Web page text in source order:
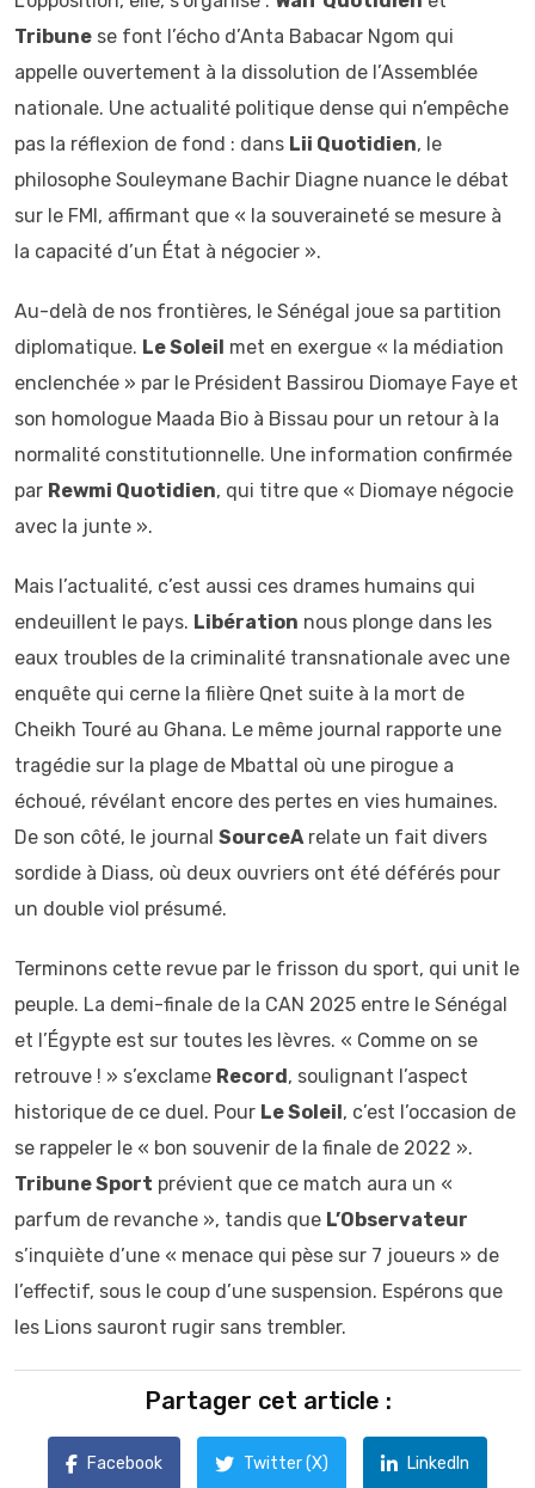
Tribune se font l’écho d’Anta Babacar Ngom qui
appelle ouvertement à la dissolution de l’Assemblée
nationale. Une actualité politique dense qui n’empêche
pas la réflexion de fond : dans Lii Quotidien, le
philosophe Souleymane Bachir Diagne nuance le débat
sur le FMI, affirmant que « la souveraineté se mesure à
la capacité d’un État à négocier ».
Au-delà de nos frontières, le Sénégal joue sa partition
diplomatique. Le Soleil met en exergue « la médiation
enclenchée » par le Président Bassirou Diomaye Faye et
son homologue Maada Bio à Bissau pour un retour à la
normalité constitutionnelle. Une information confirmée
par Rewmi Quotidien, qui titre que « Diomaye négocie
avec la junte ».
Mais l’actualité, c’est aussi ces drames humains qui
endeuillent le pays. Libération nous plonge dans les
eaux troubles de la criminalité transnationale avec une
enquête qui cerne la filière Qnet suite à la mort de
Cheikh Touré au Ghana. Le même journal rapporte une
tragédie sur la plage de Mbattal où une pirogue a
échoué, révélant encore des pertes en vies humaines.
De son côté, le journal SourceArelate un fait divers
sordide à Diass, où deux ouvriers ont été déférés pour
un double viol présumé.
Terminons cette revue par le frisson du sport, qui unit le
peuple. La demi-finale de la CAN 2025 entre le Sénégal
et l’Égypte est sur toutes les lèvres. « Comme on se
retrouve ! » s’exclame Record, soulignant l’aspect
historique de ce duel. Pour Le Soleil, c’est l’occasion de
se rappeler le « bon souvenir de la finale de 2022 ».
Tribune Sport prévient que ce match aura un «
parfum de revanche », tandis que L’Observateur
s’inquiète d’une « menace qui pèse sur 7 joueurs » de
l’effectif, sous le coup d’une suspension. Espérons que
les Lions sauront rugir sans trembler.
Partager cet article :
Facebook Twitter (X) LinkedIn